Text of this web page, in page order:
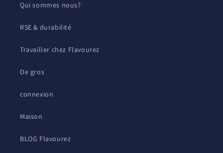
Qui sommes nous?
RSE & durabilité
Travailler chez Flavourez
De gros
connexion
Maison
BLOG Flavourez